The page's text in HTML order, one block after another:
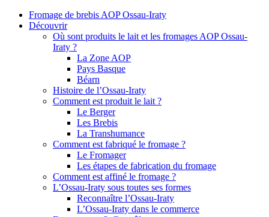
Fromage de brebis AOP Ossau-Iraty
Découvrir
Où sont produits le lait et les fromages AOP Ossau-
Iraty ?
La Zone AOP
Pays Basque
Béarn
Histoire de l’Ossau-Iraty
Comment est produit le lait ?
Le Berger
Les Brebis
La Transhumance
Comment est fabriqué le fromage ?
Le Fromager
Les étapes de fabrication du fromage
Comment est affiné le fromage ?
L’Ossau-Iraty sous toutes ses formes
Reconnaître l’Ossau-Iraty
L’Ossau-Iraty dans le commerce